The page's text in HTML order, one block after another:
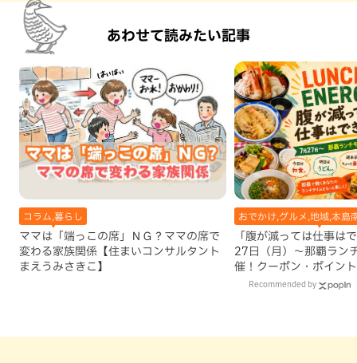
あわせて読みたい記事
コラム,暮らし
ママは「端っこの席」ＮＧ？ママの席で
変わる家族関係【住まいコンサルタント
まえうみさきこ】
おでかけ,グルメ,地域,本島
「腹が減っては仕事は
27日（月）〜那覇ラン
催！クーポン・ポイン
ズが当たる12日間
Recommended by